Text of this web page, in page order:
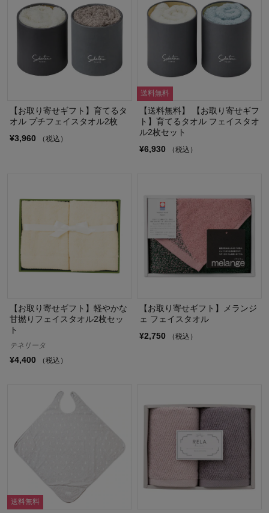
【お取り寄せギフト】育てるタ
オル プチフェイスタオル2枚
¥3,960
（税込）
送料無料
【送料無料】 【お取り寄せギフ
ト】育てるタオル フェイスタオ
ル2枚セット
¥6,930
（税込）
【お取り寄せギフト】軽やかな
甘撚りフェイスタオル2枚セッ
ト
テネリータ
¥4,400 （税込）
【お取り寄せギフト】メランジ
ェ フェイスタオル
¥2,750
（税込）
送料無料